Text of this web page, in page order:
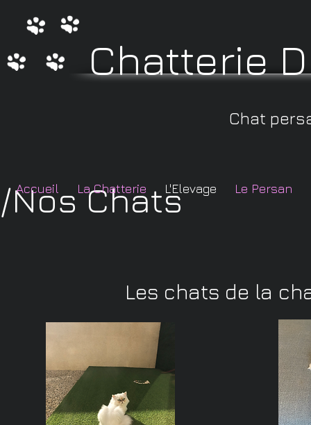
Chatterie
Chat
Accueil La Chatterie L'Elevage Le Persan
/Nos Chats
Les chats de la